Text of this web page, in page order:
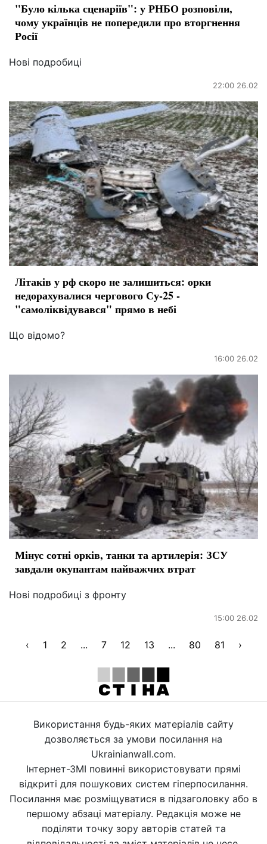
"Було кілька сценаріїв": у РНБО розповіли,
чому українців не попередили про вторгнення
Росії
Нові подробиці
22:00 26.02
Літаків у рф скоро не залишиться: орки
недорахувалися чергового Су-25 -
"самоліквідувався" прямо в небі
Що відомо?
16:00 26.02
Мінус сотні орків, танки та артилерія: ЗСУ
завдали окупантам найважчих втрат
Нові подробиці з фронту
15:00 26.02
‹ 1 2 ... 7 12 13 ... 80 81 ›
Використання будь-яких матеріалів сайту
дозволяється за умови посилання на
Ukrainianwall.com.
Інтернет-ЗМІ повинні використовувати прямі
відкриті для пошукових систем гіперпосилання.
Посилання має розміщуватися в підзаголовку або в
першому абзаці матеріалу. Редакція може не
поділяти точку зору авторів статей та